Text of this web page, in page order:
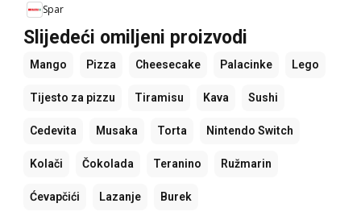
Spar
Slijedeći omiljeni proizvodi
Mango Pizza Cheesecake Palacinke Lego
Tijesto za pizzu Tiramisu Kava Sushi
Cedevita Musaka Torta Nintendo Switch
Kolači Čokolada Teranino Ružmarin
Ćevapčići Lazanje Burek